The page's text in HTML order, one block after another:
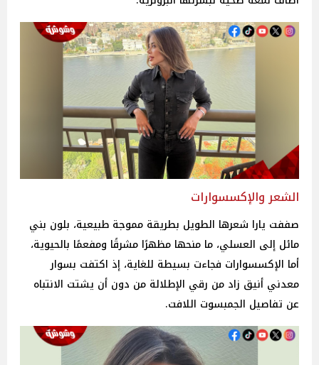
الشعر والإكسسوارات
صففت يارا شعرها الطويل بطريقة مموجة طبيعية، بلون بني
مائل إلى العسلي، ما منحها مظهرًا مشرقًا ومفعمًا بالحيوية،
أما الإكسسوارات فجاءت بسيطة للغاية، إذ اكتفت بسوار
معدني أنيق زاد من رقي الإطلالة من دون أن يشتت الانتباه
عن تفاصيل الجمبسوت اللافت.